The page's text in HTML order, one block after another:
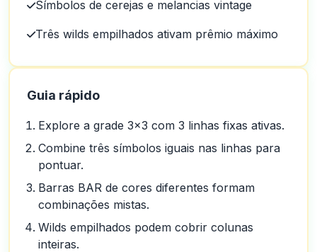
Símbolos de cerejas e melancias vintage
Três wilds empilhados ativam prêmio máximo
Guia rápido
Explore a grade 3x3 com 3 linhas fixas ativas.
Combine três símbolos iguais nas linhas para
pontuar.
Barras BAR de cores diferentes formam
combinações mistas.
Wilds empilhados podem cobrir colunas
inteiras.